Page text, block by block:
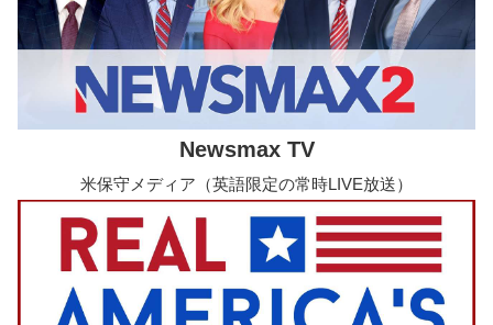
Newsmax TV
米保守メディア（英語限定の常時LIVE放送）